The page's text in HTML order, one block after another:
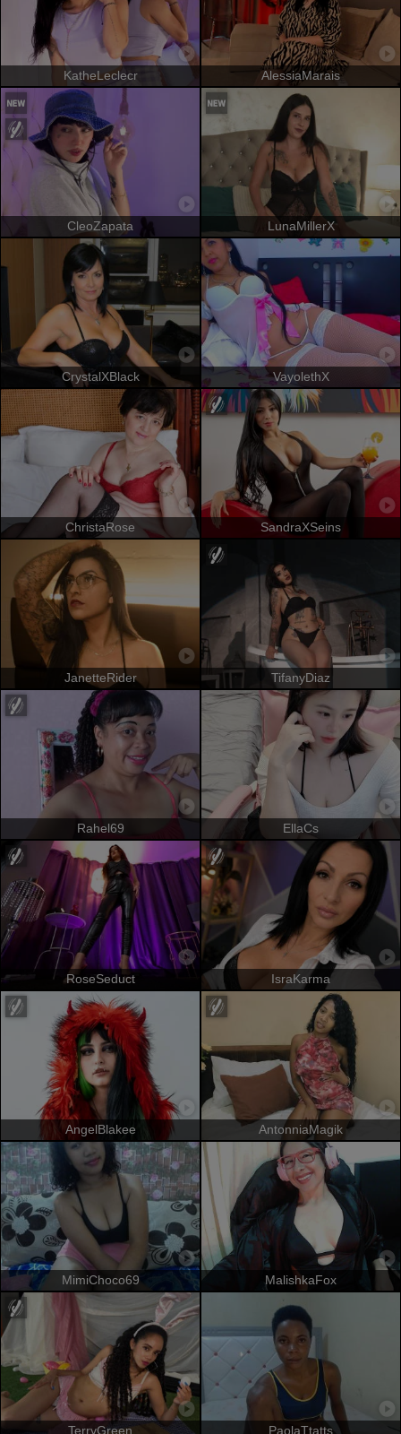
KatheLeclecr AlessiaMarais
CleoZapata LunaMillerX
CrystalXBlack VayolethX
ChristaRose SandraXSeins
JanetteRider TifanyDiaz
Rahel69 EllaCs
RoseSeduct IsraKarma
AngelBlakee AntonniaMagik
MimiChoco69 MalishkaFox
TerryGreen PaolaTtatts